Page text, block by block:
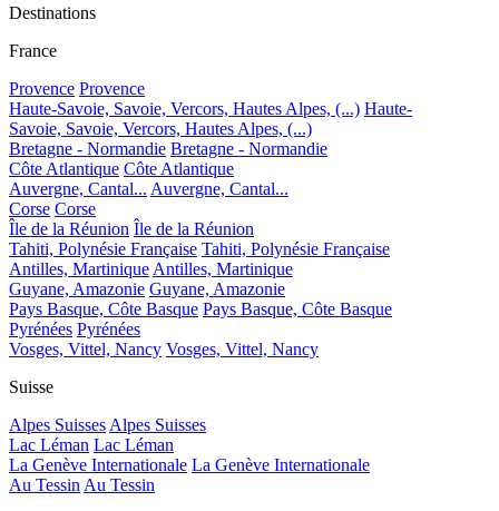
Destinations
France
Provence Provence
Haute-Savoie, Savoie, Vercors, Hautes Alpes, (...) Haute-
Savoie, Savoie, Vercors, Hautes Alpes, (...)
Bretagne - Normandie Bretagne - Normandie
Côte Atlantique Côte Atlantique
Auvergne, Cantal... Auvergne, Cantal...
Corse Corse
Île de la Réunion Île de la Réunion
Tahiti, Polynésie Française Tahiti, Polynésie Française
Antilles, Martinique Antilles, Martinique
Guyane, Amazonie Guyane, Amazonie
Pays Basque, Côte Basque Pays Basque, Côte Basque
Pyrénées Pyrénées
Vosges, Vittel, Nancy Vosges, Vittel, Nancy
Suisse
Alpes Suisses Alpes Suisses
Lac Léman Lac Léman
La Genève Internationale La Genève Internationale
Au Tessin Au Tessin